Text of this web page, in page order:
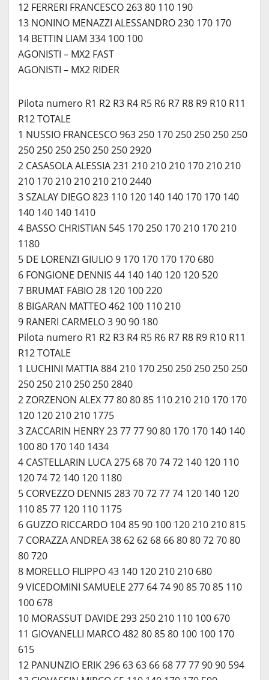
12 FERRERI FRANCESCO 263 80 110 190
13 NONINO MENAZZI ALESSANDRO 230 170 170
14 BETTIN LIAM 334 100 100
AGONISTI – MX2 FAST
AGONISTI – MX2 RIDER
Pilota numero R1 R2 R3 R4 R5 R6 R7 R8 R9 R10 R11
R12 TOTALE
1 NUSSIO FRANCESCO 963 250 170 250 250 250 250
250 250 250 250 250 250 2920
2 CASASOLA ALESSIA 231 210 210 210 170 210 210
210 170 210 210 210 210 2440
3 SZALAY DIEGO 823 110 120 140 140 170 170 140
140 140 140 1410
4 BASSO CHRISTIAN 545 170 250 170 210 170 210
1180
5 DE LORENZI GIULIO 9 170 170 170 170 680
6 FONGIONE DENNIS 44 140 140 120 120 520
7 BRUMAT FABIO 28 120 100 220
8 BIGARAN MATTEO 462 100 110 210
9 RANERI CARMELO 3 90 90 180
Pilota numero R1 R2 R3 R4 R5 R6 R7 R8 R9 R10 R11
R12 TOTALE
1 LUCHINI MATTIA 884 210 170 250 250 250 250 250
250 250 210 250 250 2840
2 ZORZENON ALEX 77 80 80 85 110 210 210 170 170
120 120 210 210 1775
3 ZACCARIN HENRY 23 77 77 90 80 170 170 140 140
100 80 170 140 1434
4 CASTELLARIN LUCA 275 68 70 74 72 140 120 110
120 74 72 140 120 1180
5 CORVEZZO DENNIS 283 70 72 77 74 120 140 120
110 85 77 120 110 1175
6 GUZZO RICCARDO 104 85 90 100 120 210 210 815
7 CORAZZA ANDREA 38 62 62 68 66 80 80 72 70 80
80 720
8 MORELLO FILIPPO 43 140 120 210 210 680
9 VICEDOMINI SAMUELE 277 64 74 90 85 70 85 110
100 678
10 MORASSUT DAVIDE 293 250 210 110 100 670
11 GIOVANELLI MARCO 482 80 85 80 100 100 170
615
12 PANUNZIO ERIK 296 63 63 66 68 77 77 90 90 594